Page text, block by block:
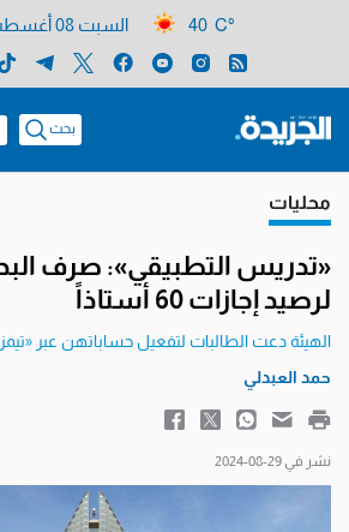
40 C° السبت 08 أغسطس 2026
بحث
محليات
«تدريس التطبيقي»: صرف
لرصيد إجازات 60 أستاذاً
الهيئة دعت الطالبات لتفعيل حساباتهن عبر
حمد العبدلي
نشر في 29-08-2024